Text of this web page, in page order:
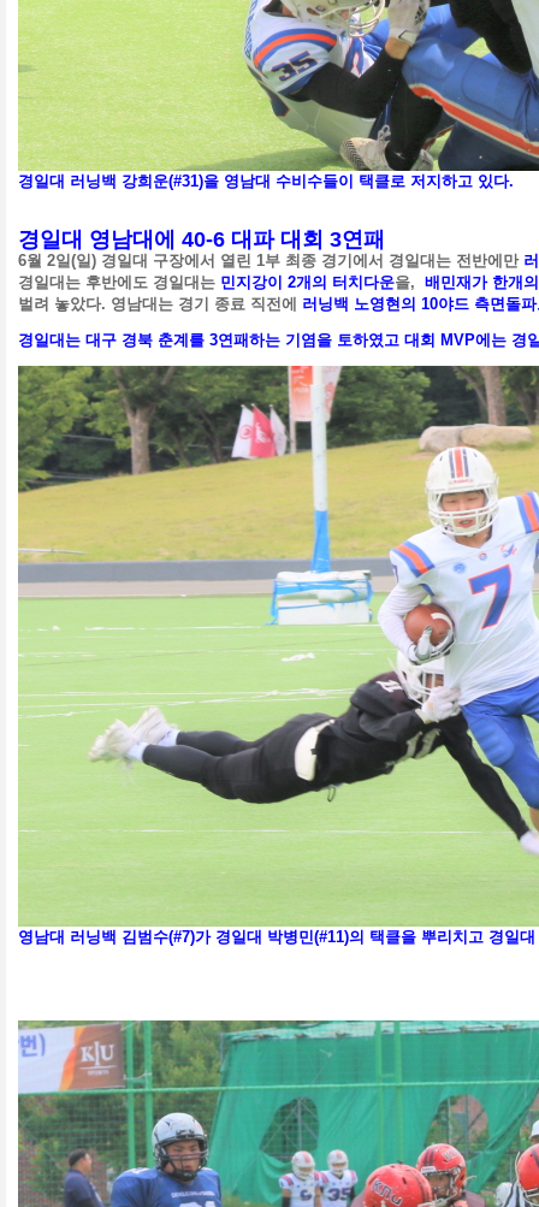
경일대 러닝백 강희운(#31)을 영남대 수비수들이 택클로 저지하고 있다.
경일대 영남대에 40-6 대파 대회 3연패
6월 2일(일) 경일대 구장에서 열린 1부 최종 경기에서 경일대는 전반에만
경일대는 후반에도 경일대는 민지강이 2개의 터치다운을, 배민재가 한개
벌려 놓았다. 영남대는 경기 종료 직전에 러닝백 노영현의 10야드 측면돌
경일대는 대구 경북 춘계를 3연패하는 기염을 토하였고 대회 MVP에는 경
영남대 러닝백 김범수(#7)가 경일대 박병민(#11)의 택클을 뿌리치고 경일